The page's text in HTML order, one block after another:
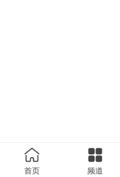
首页 频道